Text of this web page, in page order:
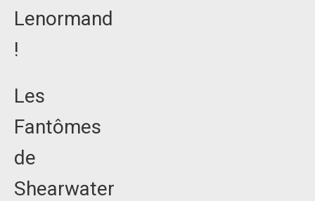
Lenormand
!
Les
Fantômes
de
Shearwater